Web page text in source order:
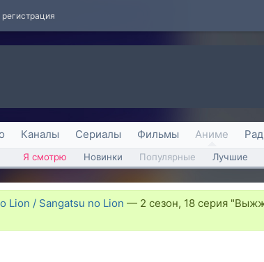
регистрация
Каналы Сериалы Фильмы Аниме
Я смотрю Новинки Популярные Лучшие
Lion / Sangatsu no Lion — 2 сезон, 18 серия